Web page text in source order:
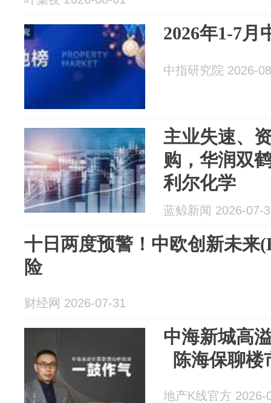
2026年1-7月
中指研究院 2026-
主业失速、
购，华润双
利尔化学
蓝鲸新闻 2026-07-
十日两度预警！中欧创新未来
险
财经网 2026-07-31
中海新城高
陈海保聊楼
地产K线官方 2026-